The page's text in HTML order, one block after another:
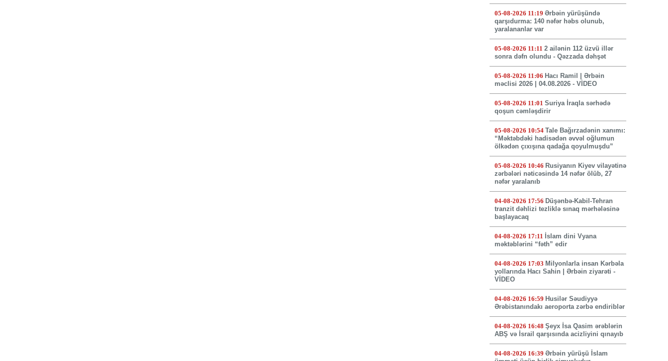
05-08-2026 11:19 Ərbəin yürüşündə
qarşıdurma: 140 nəfər həbs olunub,
yaralananlar var
05-08-2026 11:11 2 ailənin 112 üzvü illər
sonra dəfn olundu - Qəzzada dəhşət
05-08-2026 11:06 Hacı Ramil | Ərbəin
məclisi 2026 | 04.08.2026 - VİDEO
05-08-2026 11:01 Suriya İraqla sərhədə
qoşun cəmləşdirir
05-08-2026 10:54 Tale Bağırzadənin xanımı:
“Məktəbdəki hadisədən əvvəl oğlumun
ölkədən çıxışına qadağa qoyulmuşdu”
05-08-2026 10:46 Rusiyanın Kiyev vilayətinə
zərbələri nəticəsində 14 nəfər ölüb, 27
nəfər yaralanıb
04-08-2026 17:56 Düşənbə-Kabil-Tehran
tranzit dəhlizi tezliklə sınaq mərhələsinə
başlayacaq
04-08-2026 17:11 İslam dini Vyana
məktəblərini “fəth” edir
04-08-2026 17:03 Milyonlarla insan Kərbəla
yollarında Hacı Sahin | Ərbəin ziyarəti -
VİDEO
04-08-2026 16:59 Husilər Səudiyyə
Ərəbistanındakı aeroporta zərbə endiriblər
04-08-2026 16:48 Şeyx İsa Qasim ərəblərin
ABŞ və İsrail qarşısında acizliyini qınayıb
04-08-2026 16:39 Ərbəin yürüşü İslam